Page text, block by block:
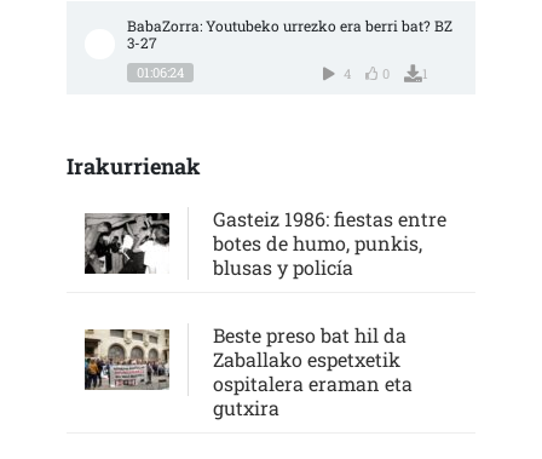
BabaZorra: Youtubeko urrezko era berri bat? BZ
3-27
01:06:24 4 0 1
Irakurrienak
Gasteiz 1986: fiestas entre
botes de humo, punkis,
blusas y policía
Beste preso bat hil da
Zaballako espetxetik
ospitalera eraman eta
gutxira